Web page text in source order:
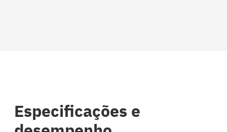
Especificações e